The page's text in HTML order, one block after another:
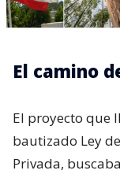
El camino
El proyecto que
bautizado Ley
Privada,